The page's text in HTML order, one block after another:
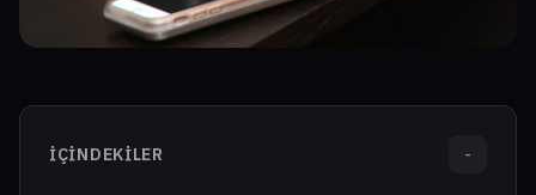
İÇINDEKILER -